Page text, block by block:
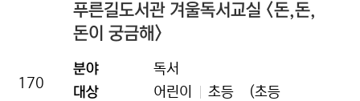
170
푸른길도서관 겨울독서교실 <돈,돈,
돈이 궁금해>
분야
독서
대상
어린이 초등
(초등